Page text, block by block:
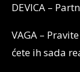
DEVICA –
VAGA –
ćete ih sada